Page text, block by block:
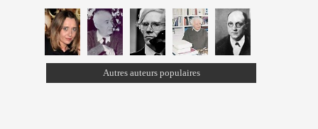
Autres auteurs populaires